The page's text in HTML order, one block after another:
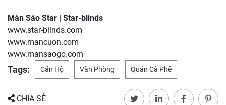
Màn Sáo Star | Star-blinds
www.star-blinds.com
www.mancuon.com
www.mansaogo.com
Tags: Căn Hộ Văn Phòng Quán Cà Phê
CHIA SẺ